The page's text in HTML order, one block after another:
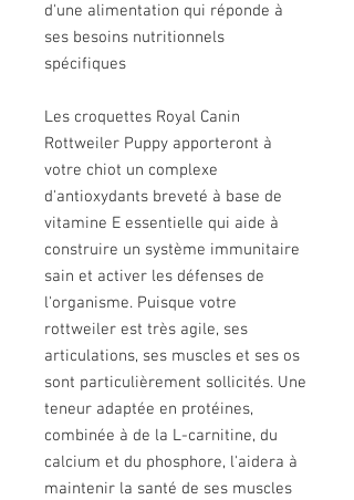
d'une alimentation qui réponde à
ses besoins nutritionnels
spécifiques
Les croquettes Royal Canin
Rottweiler Puppy apporteront à
votre chiot un complexe
d'antioxydants breveté à base de
vitamine E essentielle qui aide à
construire un système immunitaire
sain et activer les défenses de
l'organisme. Puisque votre
rottweiler est très agile, ses
articulations, ses muscles et ses os
sont particulièrement sollicités. Une
teneur adaptée en protéines,
combinée à de la L-carnitine, du
calcium et du phosphore, l'aidera à
maintenir la santé de ses muscles